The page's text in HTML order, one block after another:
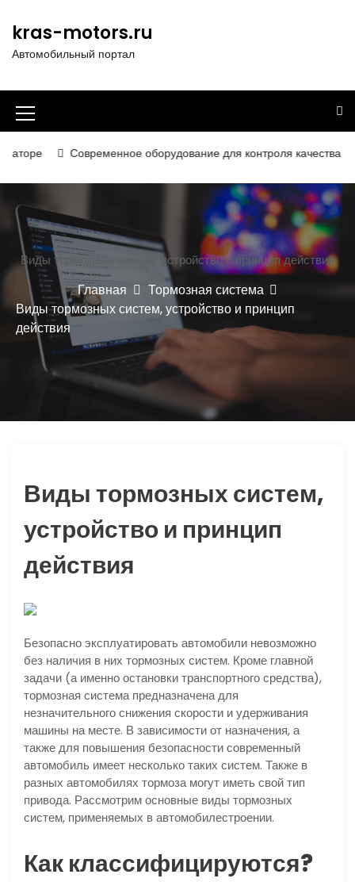
т
к
д
м
kras-motors.ru
Автомобильный портал
И
к
о
н
к
а
м
е
н
Современное оборудование для контроля качества в
Виды тормозных систем, устройство и принцип действия
Главная
Тормозная система
Виды тормозных систем, устройство и принцип
действия
Виды тормозных систем,
устройство и принцип
действия
Безопасно эксплуатировать автомобили невозможно
без наличия в них тормозных систем. Кроме главной
задачи (а именно остановки транспортного средства),
тормозная система предназначена для
незначительного снижения скорости и удерживания
машины на месте. В зависимости от назначения, а
также для повышения безопасности современный
автомобиль имеет несколько таких систем. Также в
разных автомобилях тормоза могут иметь свой тип
привода. Рассмотрим основные виды тормозных
систем, применяемых в автомобилестроении.
Как классифицируются?